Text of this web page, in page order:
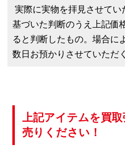
実際に実物を拝見させてい
基づいた判断のうえ上記価
ると判断したもの。場合に
数日お預かりさせていただ
上記アイテムを買
売りください！